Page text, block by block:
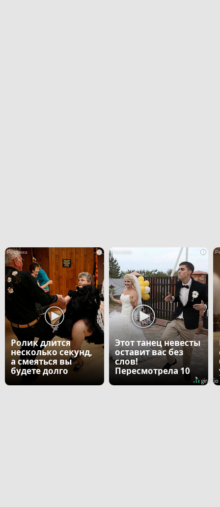
i
Ролик длится
несколько секунд,
а смеяться вы
будете долго
i
Этот танец невесты
оставит вас без
слов!
Пересмотрела 10